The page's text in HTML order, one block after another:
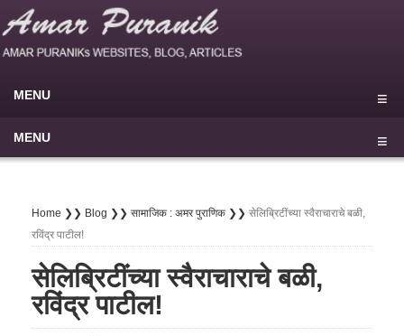
MENU
Home
My Sites
About
Privacy Policy
Disclaimer
Terms of use
MENU
राष्ट्रीय
आंतरराष्ट्रीय
परराष्ट्र
राजकीय
Home ❯❯ Blog ❯❯ सामाजिक : अमर पुराणिक ❯❯ सेलिब्रिटींच्या स्वैराचाराचे बळी,
रविंद्र पाटील!
सेलिब्रिटींच्या स्वैराचाराचे बळी,
रविंद्र पाटील!